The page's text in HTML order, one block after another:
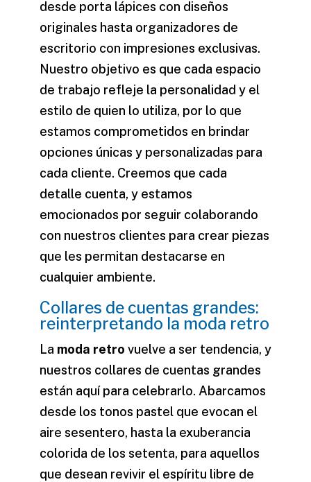
desde porta lápices con diseños
originales hasta organizadores de
escritorio con impresiones exclusivas.
Nuestro objetivo es que cada espacio
de trabajo refleje la personalidad y el
estilo de quien lo utiliza, por lo que
estamos comprometidos en brindar
opciones únicas y personalizadas para
cada cliente. Creemos que cada
detalle cuenta, y estamos
emocionados por seguir colaborando
con nuestros clientes para crear piezas
que les permitan destacarse en
cualquier ambiente.
Collares de cuentas grandes:
reinterpretando la moda retro
La moda retro vuelve a ser tendencia, y
nuestros collares de cuentas grandes
están aquí para celebrarlo. Abarcamos
desde los tonos pastel que evocan el
aire sesentero, hasta la exuberancia
colorida de los setenta, para aquellos
que desean revivir el espíritu libre de